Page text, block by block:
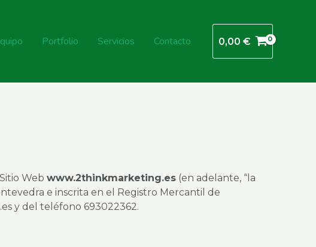
Portfolio Servicios Contacto 0,00 €
Web www.2thinkmarketing.es (en adelante, “la
e inscrita en el Registro Mercantil de
y del teléfono 693022362.